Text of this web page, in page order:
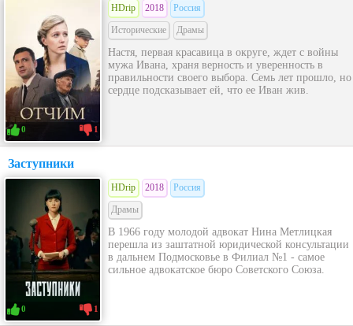
0 1
HDrip 2018
Россия
Исторические
Драмы
Настя, первая красавица в округе, ждет с войны
мужа Ивана, храня верность и уверенность в
правильности своего выбора. Семь лет прошло, но
сердце подсказывает ей, что ее Иван жив.
Заступники
0 1
HDrip 2018
Россия
Драмы
В 1966 году молодой адвокат Нина Метлицкая
перешла из заштатной юридической консультации
в дальнем Подмосковье в Филиал №1 - самое
сильное адвокатское бюро Советского Союза.